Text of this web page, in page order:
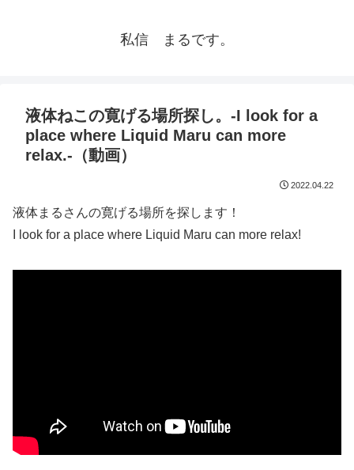
私信 まるです。
液体ねこの寛げる場所探し。-I look for a
place where Liquid Maru can more
relax.-（動画）
2022.04.22
液体まるさんの寛げる場所を探します！
I look for a place where Liquid Maru can more relax!